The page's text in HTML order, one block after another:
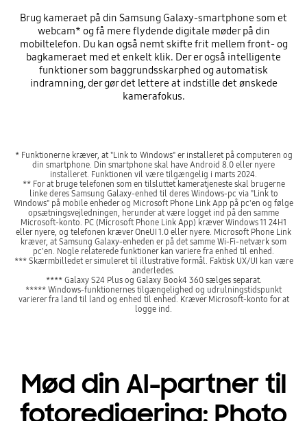
Brug kameraet på din Samsung Galaxy-smartphone som et
webcam* og få mere flydende digitale møder på din
mobiltelefon. Du kan også nemt skifte frit mellem front- og
bagkameraet med et enkelt klik. Der er også intelligente
funktioner som baggrundsskarphed og automatisk
indramning, der gør det lettere at indstille det ønskede
kamerafokus.
* Funktionerne kræver, at "Link to Windows" er installeret på computeren og
din smartphone. Din smartphone skal have Android 8.0 eller nyere
installeret. Funktionen vil være tilgængelig i marts 2024.
** For at bruge telefonen som en tilsluttet kameratjeneste skal brugerne
linke deres Samsung Galaxy-enhed til deres Windows-pc via "Link to
Windows" på mobile enheder og Microsoft Phone Link App på pc'en og følge
opsætningsvejledningen, herunder at være logget ind på den samme
Microsoft-konto. PC (Microsoft Phone Link App) kræver Windows 11 24H1
eller nyere, og telefonen kræver OneUI 1.0 eller nyere. Microsoft Phone Link
kræver, at Samsung Galaxy-enheden er på det samme Wi-Fi-netværk som
pc'en. Nogle relaterede funktioner kan variere fra enhed til enhed.
*** Skærmbilledet er simuleret til illustrative formål. Faktisk UX/UI kan være
anderledes.
**** Galaxy S24 Plus og Galaxy Book4 360 sælges separat.
***** Windows-funktionernes tilgængelighed og udrulningstidspunkt
varierer fra land til land og enhed til enhed. Kræver Microsoft-konto for at
logge ind.
Mød din AI-partner til
fotoredigering: Photo